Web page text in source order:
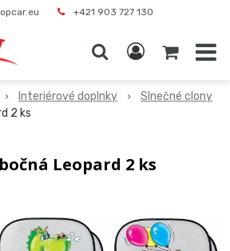
+421 903 727 130
Interiérové doplnky
Slnečné clony
2 ks
Leopard 2 ks